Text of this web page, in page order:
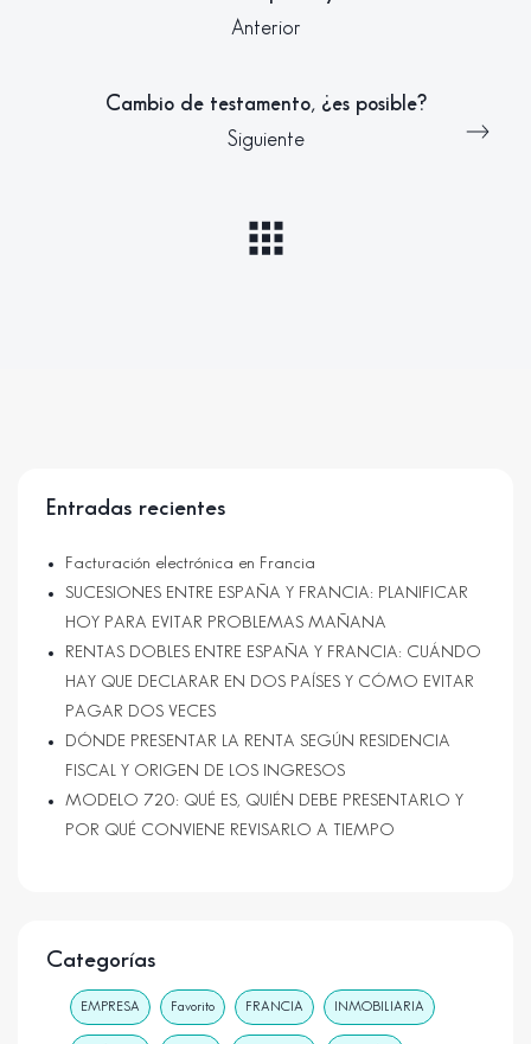
Anterior
Cambio de testamento, ¿es posible?
Siguiente
Entradas recientes
Facturación electrónica en Francia
SUCESIONES ENTRE ESPAÑA Y FRANCIA: PLANIFICAR
HOY PARA EVITAR PROBLEMAS MAÑANA
RENTAS DOBLES ENTRE ESPAÑA Y FRANCIA: CUÁNDO
HAY QUE DECLARAR EN DOS PAÍSES Y CÓMO EVITAR
PAGAR DOS VECES
DÓNDE PRESENTAR LA RENTA SEGÚN RESIDENCIA
FISCAL Y ORIGEN DE LOS INGRESOS
MODELO 720: QUÉ ES, QUIÉN DEBE PRESENTARLO Y
POR QUÉ CONVIENE REVISARLO A TIEMPO
Categorías
EMPRESA Favorito FRANCIA INMOBILIARIA